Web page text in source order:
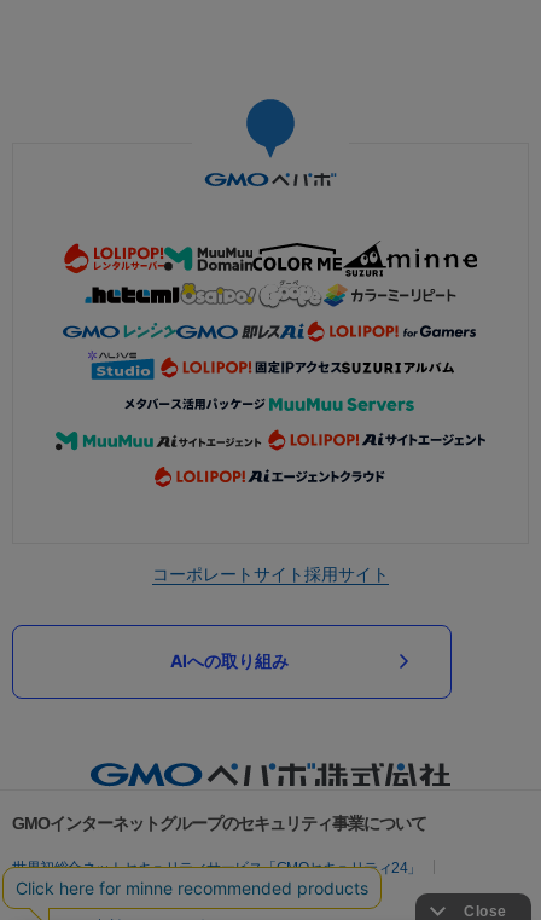
コーポレートサイト採用サイト
AIへの取り組み
GMOインターネットグループのセキュリティ事業について
世界初総合ネットセキュリティサービス「GMOセキュリティ24」
パスワード漏洩診断
Webサイトリスク診断